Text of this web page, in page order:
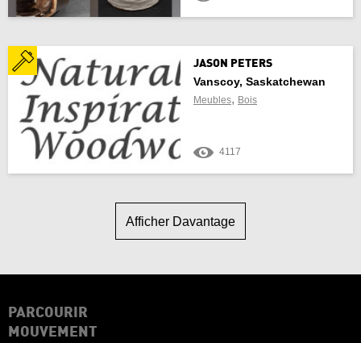
JASON PETERS
Vanscoy, Saskatchewan
Meubles, Bois
4117
Afficher Davantage
PARCOURIR
MOUVEMENT